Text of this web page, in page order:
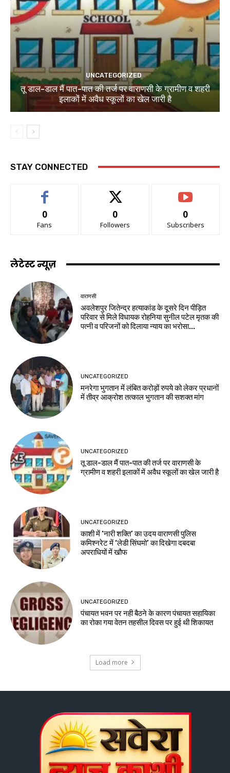
UNCATEGORIZED
तू डाल-डाल मैं पात-पात की तर्ज पर वाराणसी के ग्रामीण व शहरी
इलाकों में अवैध स्कूलों का खेल जारी है
STAY CONNECTED
0
Fans
0
Followers
0
Subscribers
लेटेस्ट न्यूज़
वाराणसी
अवलेशपुर जितेन्द्र हत्याकांड के दूसरे दिन पीड़ित
परिवार से मिले विधायक रोहनिया सुनील पटेल मृतक की
पत्नी व परिजनों को दिलाया न्याय का भरोसा...
UNCATEGORIZED
मनरेगा भुगतान में लंबित करोड़ों रुपये को लेकर प्रधानों
में तीव्र आक्रोश तत्काल भुगतान की सशक्त मांग
UNCATEGORIZED
तू डाल-डाल मैं पात-पात की तर्ज पर वाराणसी के
ग्रामीण व शहरी इलाकों में अवैध स्कूलों का खेल जारी है
UNCATEGORIZED
काशी में ‘नारी शक्ति’ का उदय वाराणसी पुलिस
कमिश्नरेट में ‘लेडी सिंघमो’ का दिखेगा दबदबा
अपराधियों में खौफ
UNCATEGORIZED
पंचायत भवन पर नही बैठने के कारण पंचायत सहायिका
का रोका गया वेतन तहसील दिवस पर हुई थी शिकायत
Load more